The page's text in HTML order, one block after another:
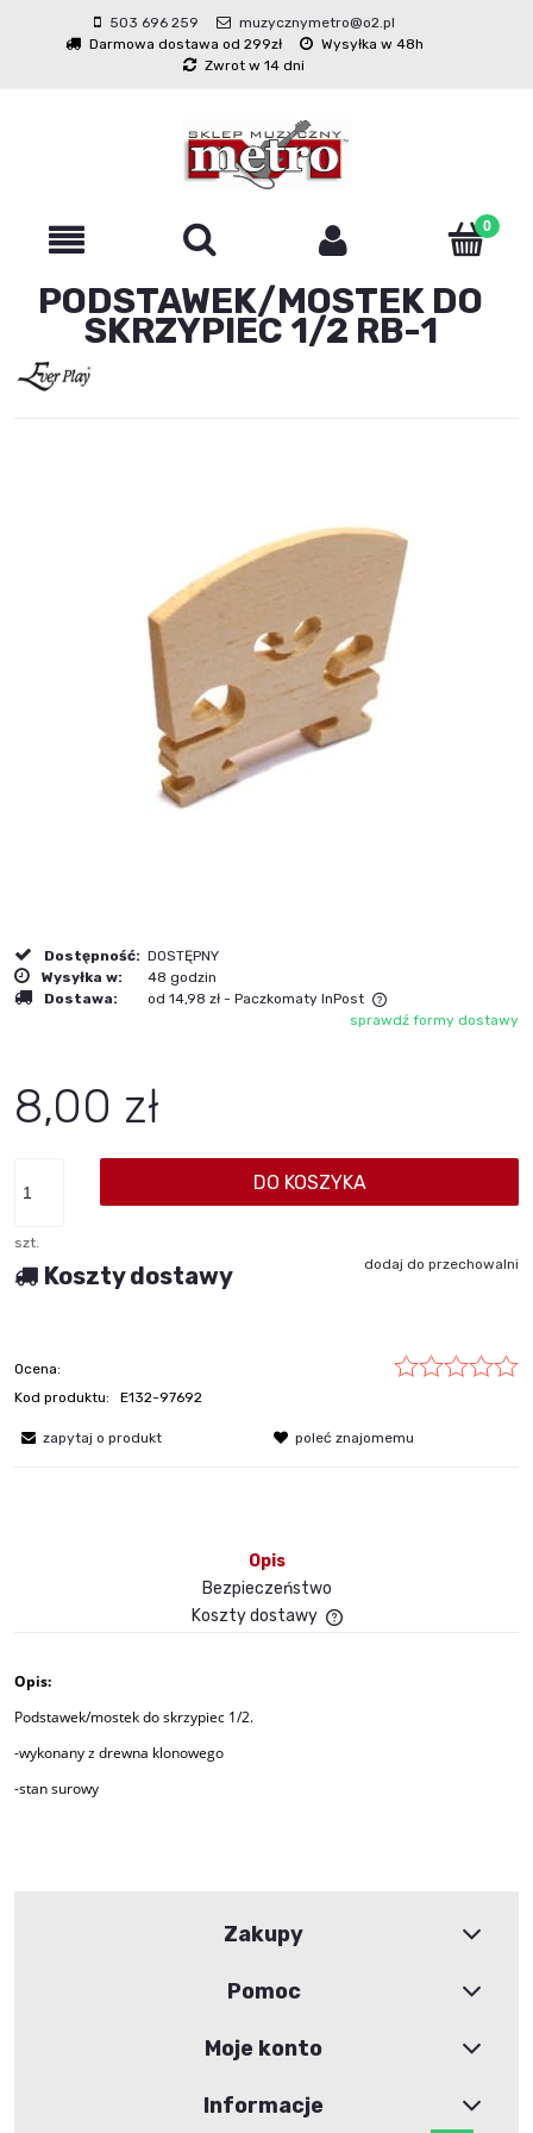
503 696 259
muzycznymetro@o2.pl
Darmowa dostawa od 299zł
Wysyłka w 48h
Zwrot w 14 dni
PODSTAWEK/MOSTEK DO
SKRZYPIEC 1/2 RB-1
Dostępność: DOSTĘPNY
Wysyłka w:
48 godzin
Dostawa:
od 14,98 zł - Paczkomaty InPost
Cena nie zawiera ewentualnych kosztów płatnościsprawdź formy dostawy
8,00 zł
szt.
DO KOSZYKA
dodaj do przechowalni
Koszty dostawy
Ocena:
Kod produktu:
E132-97692
zapytaj o produkt poleć znajomemu
Opis
Bezpieczeństwo
Koszty dostawy
Opis:
Podstawek/mostek do skrzypiec 1/2.
-wykonany z drewna klonowego
-stan surowy
Zakupy
Pomoc
Moje konto
Informacje